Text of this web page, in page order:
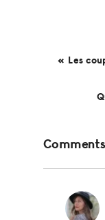
« Les
Comments